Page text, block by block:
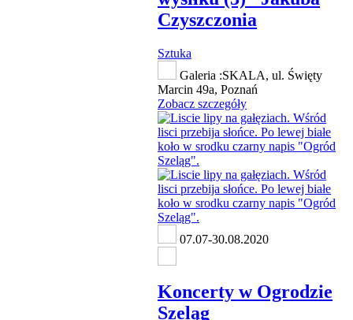
Czyszczonia
Sztuka
Galeria :SKALA, ul. Święty
Marcin 49a, Poznań
Zobacz szczegóły
07.07-30.08.2020
Koncerty w Ogrodzie
Szeląg